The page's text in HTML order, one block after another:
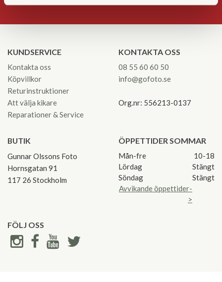
KUNDSERVICE
Kontakta oss
Köpvillkor
Returinstruktioner
Att välja kikare
Reparationer & Service
KONTAKTA OSS
08 55 60 60 50
info@gofoto.se
Org.nr: 556213-0137
BUTIK
Gunnar Olssons Foto
Hornsgatan 91
117 26 Stockholm
ÖPPETTIDER SOMMAR
Mån-fre
10-18
Lördag
Stängt
Söndag
Stängt
Avvikande öppettider-
>
FÖLJ OSS